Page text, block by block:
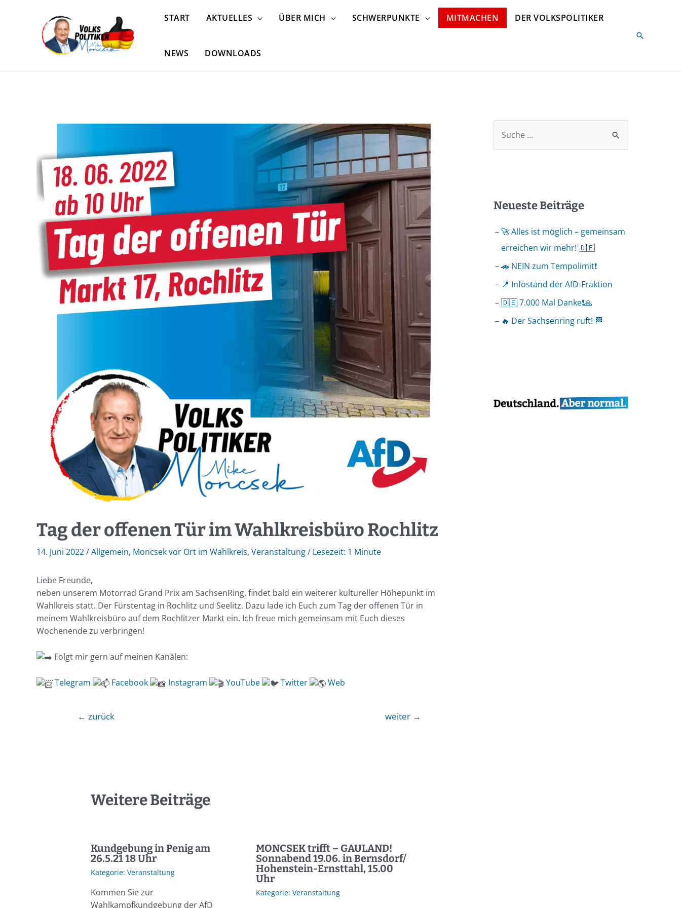
START AKTUELLES ÜBER MICH SCHWERPUNKTE MITMACHEN DER VOLKSPOLITIKER
NEWS DOWNLOADS
Tag der offenen Tür im Wahlkreisbüro Rochlitz
14. Juni 2022/Allgemein, Moncsek vor Ort im Wahlkreis, Veranstaltung/ 1 Minute
Liebe Freunde,
neben unserem Motorrad Grand Prix am SachsenRing, findet bald ein weiterer kultureller Höhepunkt im
Wahlkreis statt. Der Fürstentag in Rochlitz und Seelitz. Dazu lade ich Euch zum Tag der offenen Tür in
meinem Wahlkreisbüro auf dem Rochlitzer Markt ein. Ich freue mich gemeinsam mit Euch dieses
Wochenende zu verbringen!
Folgt mir gern auf meinen Kanälen:
Telegram Facebook Instagram YouTube Twitter Web
← zurück weiter →
Weitere Beiträge
Kundgebung in Penig am
26.5.21 18 Uhr
Veranstaltung
Kommen Sie zur
Wahlkampfkundgebung der AfD
MONCSEK trifft – GAULAND!
Sonnabend 19.06. in Bernsdorf/
Hohenstein-Ernsttahl, 15.00
Uhr
Veranstaltung
Neueste Beiträge
🚀 Alles ist möglich – gemeinsam
erreichen wir mehr! 🇩🇪
🚗 NEIN zum Tempolimit❗️
📍 Infostand der AfD-Fraktion
🇩🇪 7.000 Mal Danke❗️🙏
🔥 Der Sachsenring ruft! 🏁